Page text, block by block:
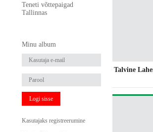
Teneti võttepaigad
Tallinnas
Minu album
Logi sisse
Kasutajaks registreerumine
Talvine